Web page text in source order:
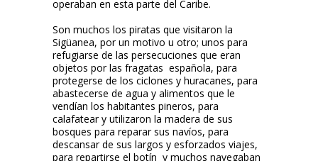
operaban en esta parte del Caribe.
Son muchos los piratas que visitaron la
Sigüanea, por un motivo u otro; unos para
refugiarse de las persecuciones que eran
objetos por las fragatas española, para
protegerse de los ciclones y huracanes, para
abastecerse de agua y alimentos que le
vendían los habitantes pineros, para
calafatear y utilizaron la madera de sus
bosques para reparar sus navíos, para
descansar de sus largos y esforzados viajes,
para repartirse el botín y muchos navegaban